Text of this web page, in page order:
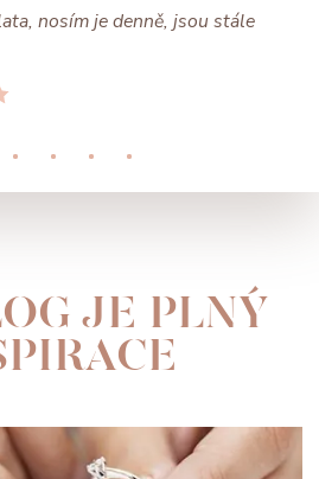
nosím je denně, jsou stále
JE PLNÝ